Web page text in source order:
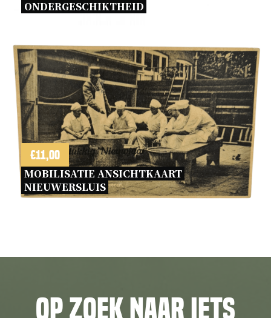
ONDERGESCHIKTHEID
€11,00
MOBILISATIE ANSICHTKAART
NIEUWERSLUIS
Op zoek naar iets